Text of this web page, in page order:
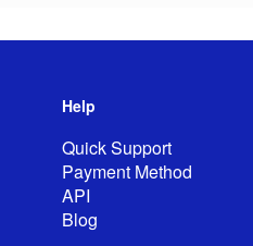
Help
Quick Support
Payment Method
API
Blog